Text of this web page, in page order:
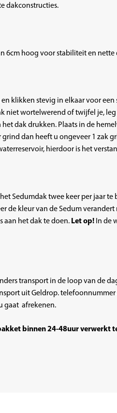
dakconstructies.
6cm hoog voor stabiliteit en nette
klikken stevig in elkaar voor
niet wortelwerend of twijfel je, leg
dak drukken. Plaats in de
dan heeft u ongeveer 1 zak
hierdoor is het
Sedumdak twee keer per jaar
kleur van de Sedum
aan het dak te doen. Let op! In de
transport in de loop van de
uit Geldrop.telefoonnummer
gaat afrekenen.
binnen 24-48uur verwerkt